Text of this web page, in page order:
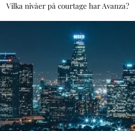
Vilka nivåer på courtage har Avanza?